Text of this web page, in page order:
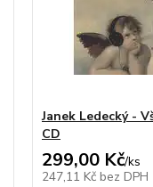
Janek Ledecký -
CD
299,00 Kč/ks
247,11 Kč bez DPH